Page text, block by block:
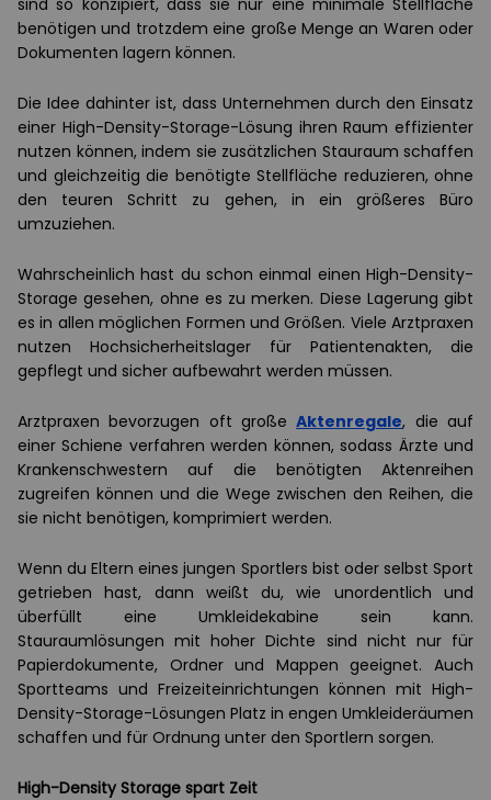
sind so konzipiert, dass sie nur eine minimale Stellfläche
benötigen und trotzdem eine große Menge an Waren oder
Dokumenten lagern können.
Die Idee dahinter ist, dass Unternehmen durch den Einsatz
einer High-Density-Storage-Lösung ihren Raum effizienter
nutzen können, indem sie zusätzlichen Stauraum schaffen
und gleichzeitig die benötigte Stellfläche reduzieren, ohne
den teuren Schritt zu gehen, in ein größeres Büro
umzuziehen.
Wahrscheinlich hast du schon einmal einen High-Density-
Storage gesehen, ohne es zu merken. Diese Lagerung gibt
es in allen möglichen Formen und Größen. Viele Arztpraxen
nutzen Hochsicherheitslager für Patientenakten, die
gepflegt und sicher aufbewahrt werden müssen.
Arztpraxen bevorzugen oft großeAktenregale, die auf
einer Schiene verfahren werden können, sodass Ärzte und
Krankenschwestern auf die benötigten Aktenreihen
zugreifen können und die Wege zwischen den Reihen, die
sie nicht benötigen, komprimiert werden.
Wenn du Eltern eines jungen Sportlers bist oder selbst Sport
getrieben hast, dann weißt du, wie unordentlich und
überfüllt eine Umkleidekabine sein kann.
Stauraumlösungen mit hoher Dichte sind nicht nur für
Papierdokumente, Ordner und Mappen geeignet. Auch
Sportteams und Freizeiteinrichtungen können mit High-
Density-Storage-Lösungen Platz in engen Umkleideräumen
schaffen und für Ordnung unter den Sportlern sorgen.
High-Density Storage spart Zeit